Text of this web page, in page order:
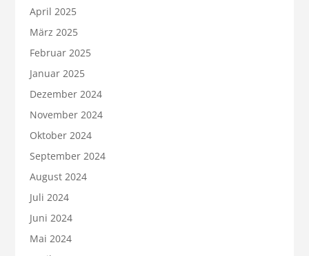
April 2025
März 2025
Februar 2025
Januar 2025
Dezember 2024
November 2024
Oktober 2024
September 2024
August 2024
Juli 2024
Juni 2024
Mai 2024